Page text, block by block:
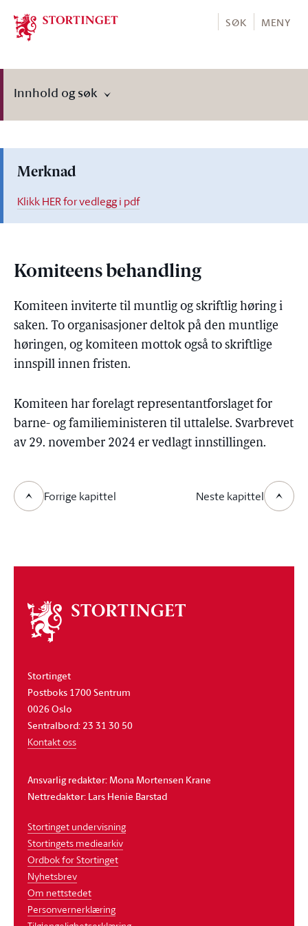
Stortinget.no
SØK MENY
Innhold og søk
Merknad
Klikk HER for vedlegg i pdf
Komiteens behandling
Komiteen inviterte til muntlig og skriftlig høring i
saken. To organisasjoner deltok på den muntlige
høringen, og komiteen mottok også to skriftlige
innspill innen fristen.
Komiteen har forelagt representantforslaget for
barne- og familieministeren til uttalelse. Svarbrevet
av 29. november 2024 er vedlagt innstillingen.
Forrige kapittel Neste kapittel
Om
stortinget
Stortinget
Postboks 1700 Sentrum
0026 Oslo
Sentralbord: 23 31 30 50
Kontakt oss
Ansvarlig redaktør: Mona Mortensen Krane
Nettredaktør: Lars Henie Barstad
Stortinget undervisning
Stortingets mediearkiv
Ordbok for Stortinget
Nyhetsbrev
Om nettstedet
Personvernerklæring